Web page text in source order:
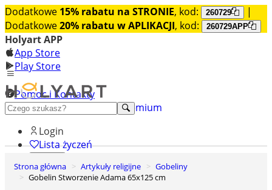
Dodatkowe 15% rabatu na STRONIE, kod: 260729
|
Dodatkowe20% rabatu w APLIKACJI, kod: 260729APP
Holyart APP
App Store
Play Store
Pomoc i Kontakty
+48 222 922 860
Odkryj premium
Login
Lista życzeń
0
Koszyk
Strona główna Artykuły religijne
Gobeliny
Gobelin Stworzenie Adama 65x125 cm